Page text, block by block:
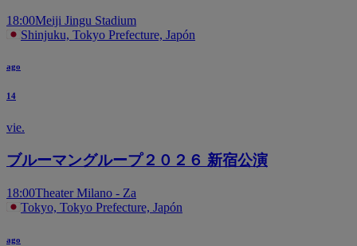
18:00Meiji Jingu Stadium
Shinjuku, Tokyo Prefecture, Japón
ago
14
vie.
ブルーマングループ２０２６ 新宿公演
18:00Theater Milano - Za
Tokyo, Tokyo Prefecture, Japón
ago